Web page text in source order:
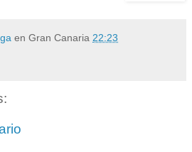
en Gran Canaria 22:23